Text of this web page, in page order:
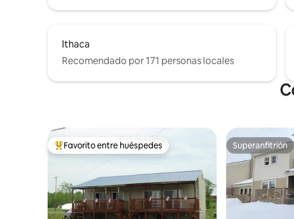
Ithaca
Recomendado por 171 personas locales
Favorito entre huéspedes preferido
Favorito entre huéspedes Superanfitrión
Superanfitrión